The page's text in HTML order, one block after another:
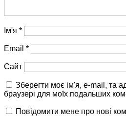
Ім'я *
Email *
Сайт
Зберегти моє ім'я, e-mail, та
браузері для моїх подальших
Повідомити мене про нові